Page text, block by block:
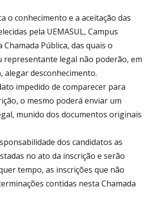
o conhecimento e a aceitação das
pela UEMASUL, Campus
Pública, das quais o
representante legal não poderão, em
alegar desconhecimento.
impedido de comparecer para
o mesmo poderá enviar um
munido dos documentos originais
dos candidatos as
no ato da inscrição e serão
tempo, as inscrições que não
contidas nesta Chamada